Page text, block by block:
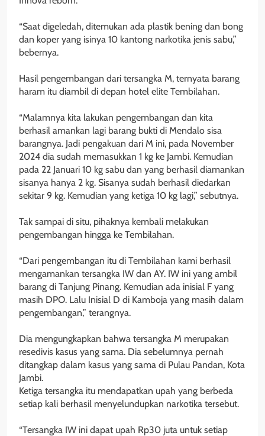
‎“Saat digeledah, ditemukan ada plastik bening dan bong
dan koper yang isinya 10 kantong narkotika jenis sabu,”
bebernya.
‎Hasil pengembangan dari tersangka M, ternyata barang
haram itu diambil di depan hotel elite Tembilahan.
‎“Malamnya kita lakukan pengembangan dan kita
berhasil amankan lagi barang bukti di Mendalo sisa
barangnya. Jadi pengakuan dari M ini, pada November
2024 dia sudah memasukkan 1 kg ke Jambi. Kemudian
pada 22 Januari 10 kg sabu dan yang berhasil diamankan
sisanya hanya 2 kg. Sisanya sudah berhasil diedarkan
sekitar 9 kg. Kemudian yang ketiga 10 kg lagi,” sebutnya.
‎Tak sampai di situ, pihaknya kembali melakukan
pengembangan hingga ke Tembilahan.
‎“Dari pengembangan itu di Tembilahan kami berhasil
mengamankan tersangka IW dan AY. IW ini yang ambil
barang di Tanjung Pinang. Kemudian ada inisial F yang
masih DPO. Lalu Inisial D di Kamboja yang masih dalam
pengembangan,” terangnya.
‎Dia mengungkapkan bahwa tersangka M merupakan
resedivis kasus yang sama. Dia sebelumnya pernah
ditangkap dalam kasus yang sama di Pulau Pandan, Kota
Jambi.
‎Ketiga tersangka itu mendapatkan upah yang berbeda
setiap kali berhasil menyelundupkan narkotika tersebut.
‎“Tersangka IW ini dapat upah Rp30 juta untuk setiap